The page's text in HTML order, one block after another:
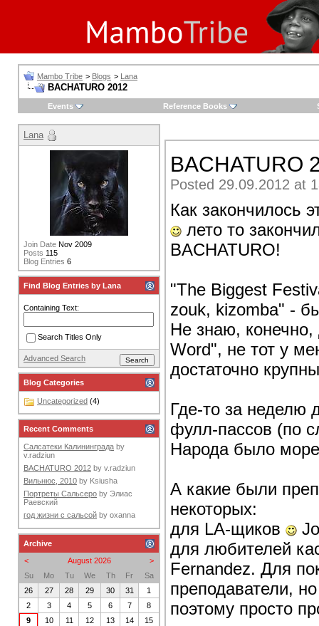
Mambo Tribe > Blogs > Lana
BACHATURO 2012
Events Reference Books
BACHATURO
Posted 29.09.2012 at
Как закончилось
лето то
BACHATURO!
"The Biggest
zouk, kizomba" -
Не знаю, конечно,
Word", не тот у
достаточно
Где-то за неделю
фулл-пассов (по
Народа было
А какие были
некоторых:
для LA-щиков
для любителей
Fernandez. Для
преподаватели,
поэтому просто
Lana
Join Date Nov 2009
Posts 115
Blog Entries 6
Find Blog Entries by Lana
Containing Text:
Search Titles Only
Advanced Search
Blog Categories
Uncategorized (4)
Recent Comments
Салсатеки Калининграда by
v.radziun
BACHATURO 2012 by v.radziun
Вильнюс, 2010 by Ksiusha
Портреты Сальсеро by Элиас
Раевский
год жизни с сальсой by oxanna
Archive
<
>
August 2026
Su
Mo Tu We Th Fr
Sa
26
27 28 29 30 31
1
2
3 4 5 6 7
8
9
10 11 12 13 14
15